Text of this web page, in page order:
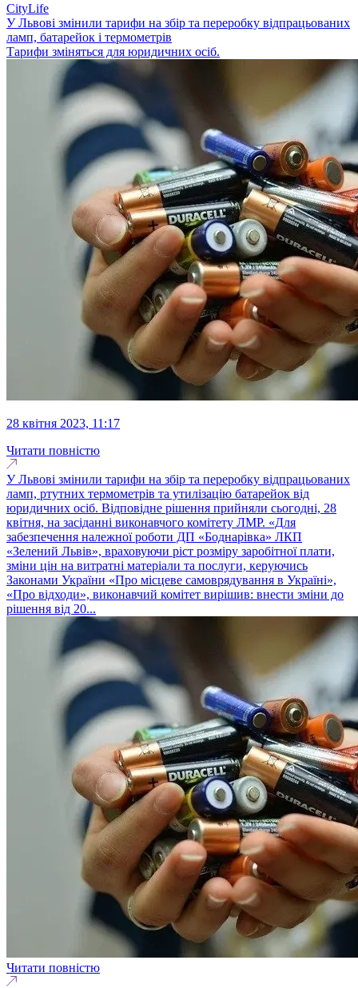
CityLife
У Львові змінили тарифи на збір та переробку відпрацьованих
ламп, батарейок і термометрів
Тарифи зміняться для юридичних осіб.
28 квітня 2023, 11:17
Читати повністю
У Львові змінили тарифи на збір та переробку відпрацьованих
ламп, ртутних термометрів та утилізацію батарейок від
юридичних осіб. Відповідне рішення прийняли сьогодні, 28
квітня, на засіданні виконавчого комітету ЛМР. «Для
забезпечення належної роботи ДП «Боднарівка» ЛКП
«Зелений Львів», враховуючи ріст розміру заробітної плати,
зміни цін на витратні матеріали та послуги, керуючись
Законами України «Про місцеве самоврядування в Україні»,
«Про відходи», виконавчий комітет вирішив: внести зміни до
рішення від 20...
Читати повністю